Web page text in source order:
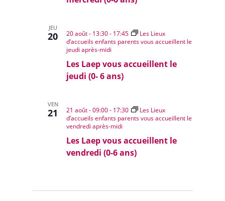
JEU
20
Les Laep vous accueillent le
jeudi (0- 6 ans)
20 août - 13:30- 17:45
Les Lieux
d’accueils enfants parents vous accueillent le
jeudi après-midi
VEN
21
Les Laep vous accueillent le
vendredi (0-6 ans)
21 août - 09:00- 17:30
Les Lieux
d’accueils enfants parents vous accueillent le
vendredi après-midi